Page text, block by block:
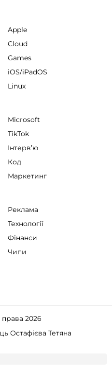
Apple
Cloud
Games
iOS/iPadOS
Linux
Microsoft
TikTok
Інтервʼю
Код
Маркетинг
Реклама
Технології
Фінанси
Чипи
права 2026
Остафієва Тетяна